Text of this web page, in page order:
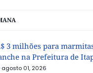
3 milhões para
na Prefeitura de
agosto 01, 2026